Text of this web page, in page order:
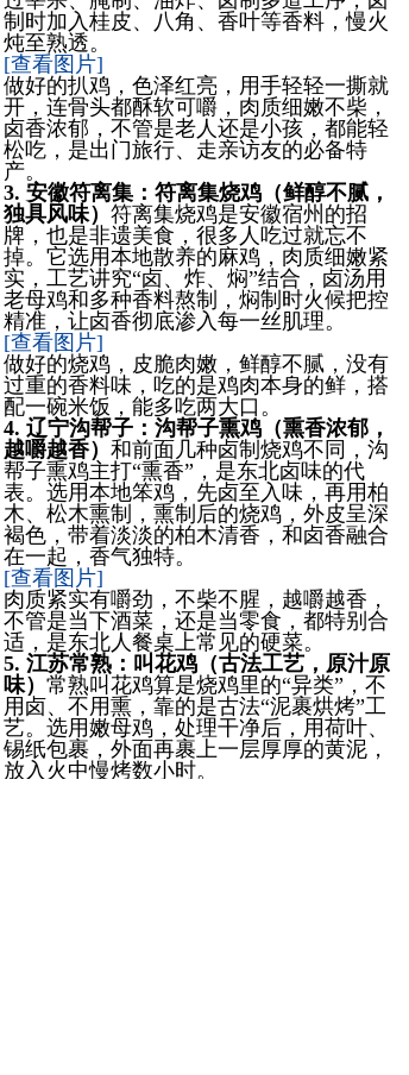
制时加入桂皮、八角、香叶等香料，慢火
炖至熟透。
[查看图片]
做好的扒鸡，色泽红亮，用手轻轻一撕就
开，连骨头都酥软可嚼，肉质细嫩不柴，
卤香浓郁，不管是老人还是小孩，都能轻
松吃，是出门旅行、走亲访友的必备特
产。
3. 安徽符离集：符离集烧鸡（鲜醇不腻，
独具风味） 符离集烧鸡是安徽宿州的招
牌，也是非遗美食，很多人吃过就忘不
掉。它选用本地散养的麻鸡，肉质细嫩紧
实，工艺讲究“卤、炸、焖”结合，卤汤用
老母鸡和多种香料熬制，焖制时火候把控
精准，让卤香彻底渗入每一丝肌理。
[查看图片]
做好的烧鸡，皮脆肉嫩，鲜醇不腻，没有
过重的香料味，吃的是鸡肉本身的鲜，搭
配一碗米饭，能多吃两大口。
4. 辽宁沟帮子：沟帮子熏鸡（熏香浓郁，
越嚼越香） 和前面几种卤制烧鸡不同，沟
帮子熏鸡主打“熏香”，是东北卤味的代
表。选用本地笨鸡，先卤至入味，再用柏
木、松木熏制，熏制后的烧鸡，外皮呈深
褐色，带着淡淡的柏木清香，和卤香融合
在一起，香气独特。
[查看图片]
肉质紧实有嚼劲，不柴不腥，越嚼越香，
不管是当下酒菜，还是当零食，都特别合
适，是东北人餐桌上常见的硬菜。
5. 江苏常熟：叫花鸡（古法工艺，原汁原
味） 常熟叫花鸡算是烧鸡里的“异类”，不
用卤、不用熏，靠的是古法“泥裹烘烤”工
艺。选用嫩母鸡，处理干净后，用荷叶、
锡纸包裹，外面再裹上一层厚厚的黄泥，
放入火中慢烤数小时。